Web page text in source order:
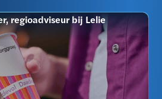
regioadviseur bij Lelie